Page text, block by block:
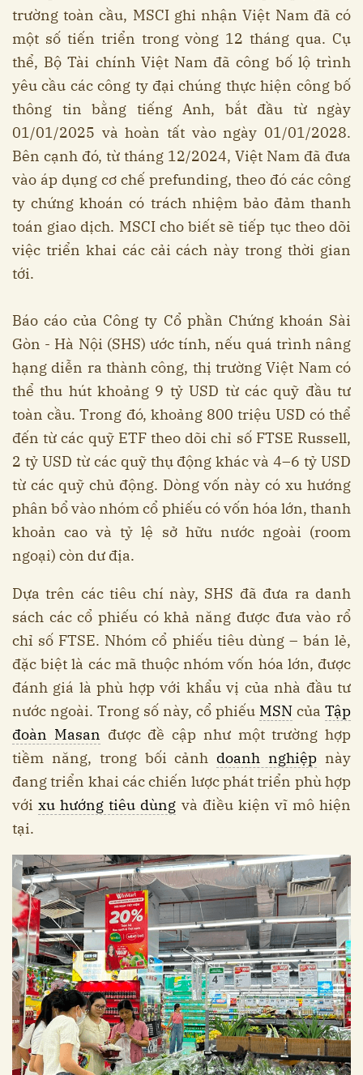
trường toàn cầu, MSCI ghi nhận Việt Nam đã có
một số tiến triển trong vòng 12 tháng qua. Cụ
thể, Bộ Tài chính Việt Nam đã công bố lộ trình
yêu cầu các công ty đại chúng thực hiện công bố
thông tin bằng tiếng Anh, bắt đầu từ ngày
01/01/2025 và hoàn tất vào ngày 01/01/2028.
Bên cạnh đó, từ tháng 12/2024, Việt Nam đã đưa
vào áp dụng cơ chế prefunding, theo đó các công
ty chứng khoán có trách nhiệm bảo đảm thanh
toán giao dịch. MSCI cho biết sẽ tiếp tục theo dõi
việc triển khai các cải cách này trong thời gian
tới.
Báo cáo của Công ty Cổ phần Chứng khoán Sài
Gòn - Hà Nội (SHS) ước tính, nếu quá trình nâng
hạng diễn ra thành công, thị trường Việt Nam có
thể thu hút khoảng 9 tỷ USD từ các quỹ đầu tư
toàn cầu. Trong đó, khoảng 800 triệu USD có thể
đến từ các quỹ ETF theo dõi chỉ số FTSE Russell,
2 tỷ USD từ các quỹ thụ động khác và 4–6 tỷ USD
từ các quỹ chủ động. Dòng vốn này có xu hướng
phân bổ vào nhóm cổ phiếu có vốn hóa lớn, thanh
khoản cao và tỷ lệ sở hữu nước ngoài (room
ngoại) còn dư địa.
Dựa trên các tiêu chí này, SHS đã đưa ra danh
sách các cổ phiếu có khả năng được đưa vào rổ
chỉ số FTSE. Nhóm cổ phiếu tiêu dùng – bán lẻ,
đặc biệt là các mã thuộc nhóm vốn hóa lớn, được
đánh giá là phù hợp với khẩu vị của nhà đầu tư
nước ngoài. Trong số này, cổ phiếu MSN của Tập
đoàn Masan được đề cập như một trường hợp
tiềm năng, trong bối cảnh doanh nghiệp này
đang triển khai các chiến lược phát triển phù hợp
vớixu hướng tiêu dùng và điều kiện vĩ mô hiện
tại.